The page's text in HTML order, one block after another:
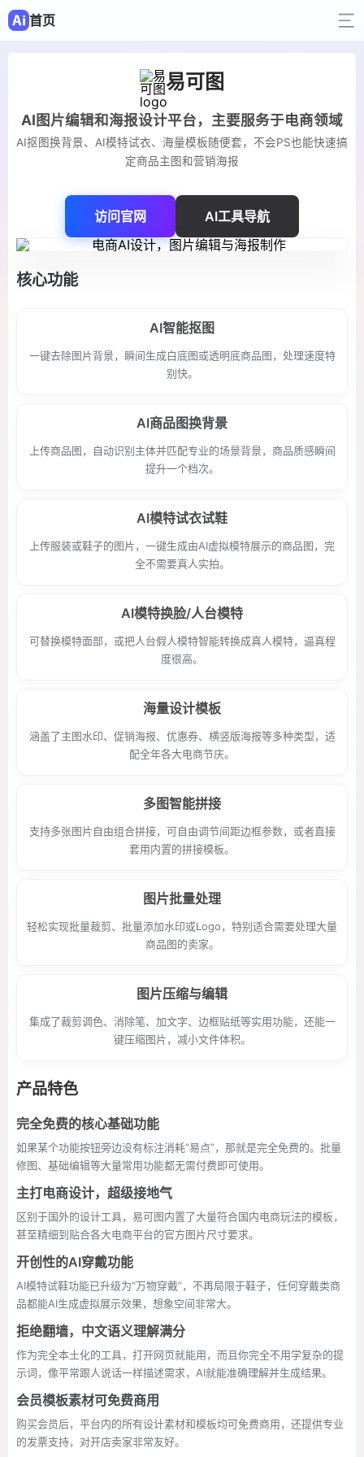
首页
易可图
AI图片编辑和海报设计平台，主要服务于电商领域
AI抠图换背景、AI模特试衣、海量模板随便套，不会PS也能快速搞
定商品主图和营销海报
访问官网 AI工具导航
核心功能
AI智能抠图
一键去除图片背景，瞬间生成白底图或透明底商品图，处理速度特
别快。
AI商品图换背景
上传商品图，自动识别主体并匹配专业的场景背景，商品质感瞬间
提升一个档次。
AI模特试衣试鞋
上传服装或鞋子的图片，一键生成由AI虚拟模特展示的商品图，完
全不需要真人实拍。
AI模特换脸/人台模特
可替换模特面部，或把人台假人模特智能转换成真人模特，逼真程
度很高。
海量设计模板
涵盖了主图水印、促销海报、优惠券、横竖版海报等多种类型，适
配全年各大电商节庆。
多图智能拼接
支持多张图片自由组合拼接，可自由调节间距边框参数，或者直接
套用内置的拼接模板。
图片批量处理
轻松实现批量裁剪、批量添加水印或Logo，特别适合需要处理大量
商品图的卖家。
图片压缩与编辑
集成了裁剪调色、消除笔、加文字、边框贴纸等实用功能，还能一
键压缩图片，减小文件体积。
产品特色
完全免费的核心基础功能
如果某个功能按钮旁边没有标注消耗“易点”，那就是完全免费的。批量
修图、基础编辑等大量常用功能都无需付费即可使用。
主打电商设计，超级接地气
区别于国外的设计工具，易可图内置了大量符合国内电商玩法的模板，
甚至精细到贴合各大电商平台的官方图片尺寸要求。
开创性的AI穿戴功能
AI模特试鞋功能已升级为“万物穿戴”，不再局限于鞋子，任何穿戴类商
品都能AI生成虚拟展示效果，想象空间非常大。
拒绝翻墙，中文语义理解满分
作为完全本土化的工具，打开网页就能用，而且你完全不用学复杂的提
示词，像平常跟人说话一样描述需求，AI就能准确理解并生成结果。
会员模板素材可免费商用
购买会员后，平台内的所有设计素材和模板均可免费商用，还提供专业
的发票支持，对开店卖家非常友好。